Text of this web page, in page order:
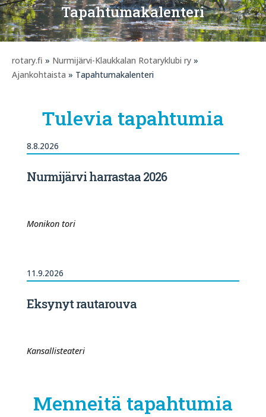
Tapahtumakalenteri
rotary.fi » Nurmijärvi-Klaukkalan Rotaryklubi ry »
Ajankohtaista » Tapahtumakalenteri
Tulevia tapahtumia
8.8.2026
Nurmijärvi harrastaa 2026
Monikon tori
11.9.2026
Eksynyt rautarouva
Kansallisteateri
Menneitä tapahtumia